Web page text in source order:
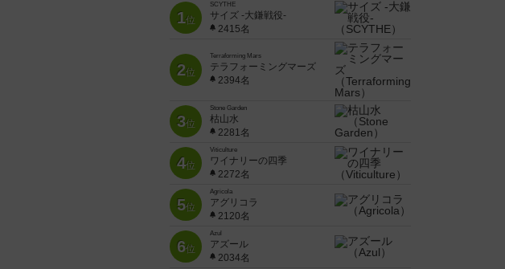
1位
SCYTHE
サイズ -大鎌戦役-
2415名
2位
Terraforming Mars
テラフォーミングマーズ
2394名
3位
Stone Garden
枯山水
2281名
4位
Viticulture
ワイナリーの四季
2272名
5位
Agricola
アグリコラ
2120名
6位
Azul
アズール
2034名